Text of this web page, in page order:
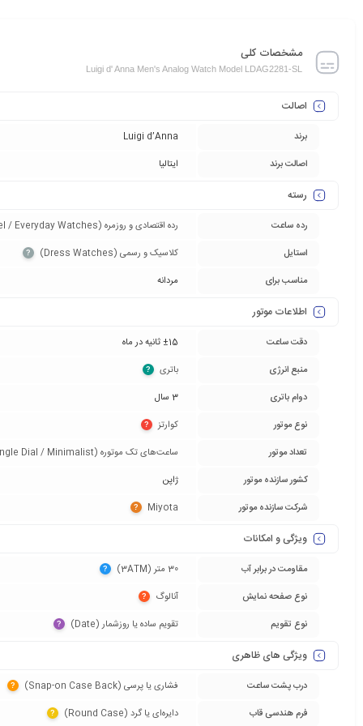
مشخصات کلی
Luigi d' Anna Men's Analog Watch Model LDAG2281-SL
اصالت
برند
Luigi d’Anna
اصالت برند
ایتالیا
رسته
رده ساعت
رده اقتصادی و روزمره (Entry-Level / Everyday Watches)‏
استایل
کلاسیک و رسمی (Dress Watches)‏ ?
مناسب برای مردانه
اطلاعات موتور
دقت ساعت
±15 ثانیه در ماه
منبع انرژی
باتری‏ ?
دوام باتری
3 سال
نوع موتور
کوارتز‏ ?
تعداد موتور
ساعت‌های تک موتوره (Single Dial / Minimalist)‏
کشور سازنده موتور
ژاپن
شرکت سازنده موتور
Miyota‏
?
ویژگی و امکانات
مقاومت در برابر آب 30 متر (3ATM)‏ ?
نوع صفحه نمایش آنالوگ‏ ?
نوع تقویم تقویم ساده یا روزشمار (Date)‏ ?
ویژگی های ظاهری
درب پشت ساعت فشاری یا پرسی (Snap-on Case Back)‏ ?
فرم هندسی قاب دایره‌ای یا گرد (Round Case)‏ ?